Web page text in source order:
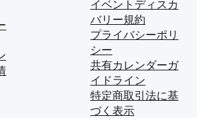
イベントディスカ
バリー規約
プライバシーポリ
シー
共有カレンダーガ
イドライン
特定商取引法に基
づく表示